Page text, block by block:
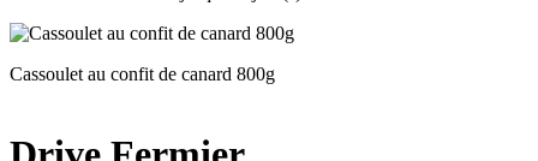
Cassoulet au confit de canard 800g